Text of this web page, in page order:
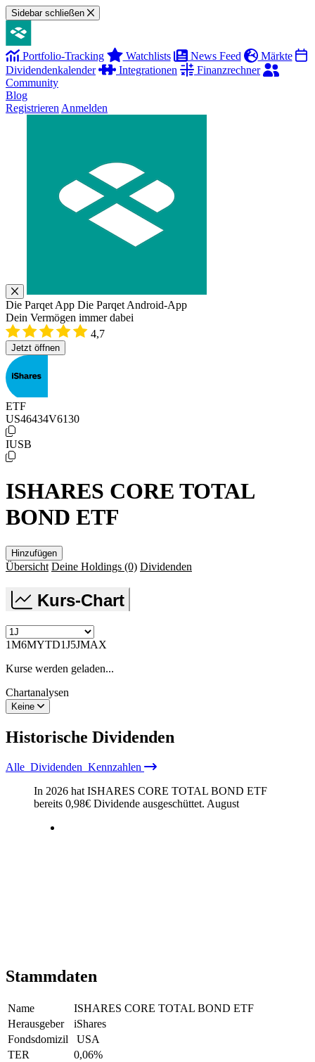
Sidebar schließen
Portfolio-Tracking Watchlists News Feed
Märkte
Dividendenkalender
Integrationen
Finanzrechner
Community
Blog
Registrieren Anmelden
Die Parqet App Die Parqet Android-App
Dein Vermögen immer dabei
4,7
Jetzt öffnen
ETF
US46434V6130
IUSB
ISHARES CORE TOTAL
BOND ETF
Hinzufügen
Übersicht Deine Holdings (0) Dividenden
Kurs-Chart
1M6MYTD1J5JMAX
Kurse werden geladen...
Chartanalysen
Keine
Historische Dividenden
Alle Dividenden Kennzahlen
In 2026 hat ISHARES CORE TOTAL BOND ETF
bereits 0,98€ Dividende ausgeschüttet. August
Stammdaten
Name
ISHARES CORE TOTAL BOND ETF
Herausgeber
iShares
Fondsdomizil
USA
TER
0,06%